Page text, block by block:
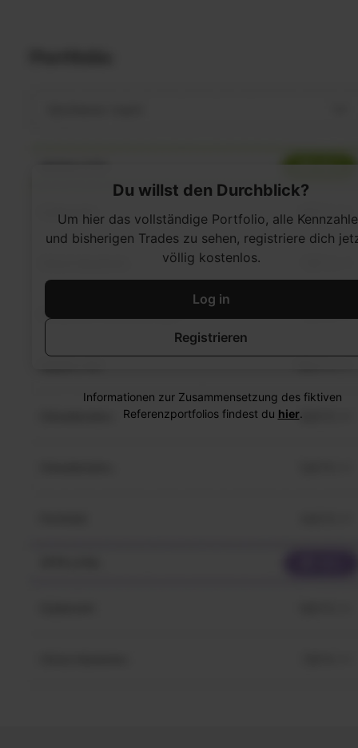
Du willst den Durchblick?
Um hier das vollständige Portfolio, alle
und bisherigen Trades zu sehen, registriere dich
völlig kostenlos.
Registrieren
Log in
Informationen zur Zusammensetzung des fiktiven
Referenzportfolios findest du hier.